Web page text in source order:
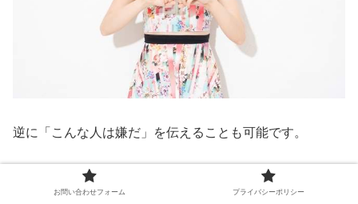
逆に「こんな人は嫌だ」を伝えることも可能です。
（例）「時間にルーズな人は嫌い」とか「声が大きい人は
嫌い」とか。
お問い合わせフォーム プライバシーポリシー